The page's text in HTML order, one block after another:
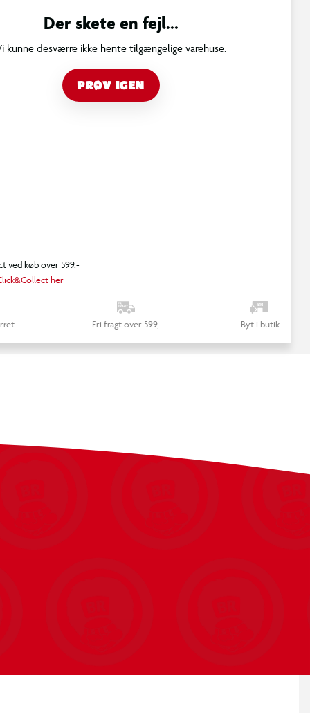
Der skete en fejl...
kunne desværre ikke hente tilgængelige varehuse.
PRØV IGEN
ved køb over 599,-
her
Fri fragt over 599,- Byt i butik